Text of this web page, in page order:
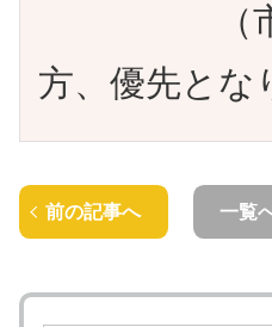
（市内
方、優先とな
前の記事へ 一覧